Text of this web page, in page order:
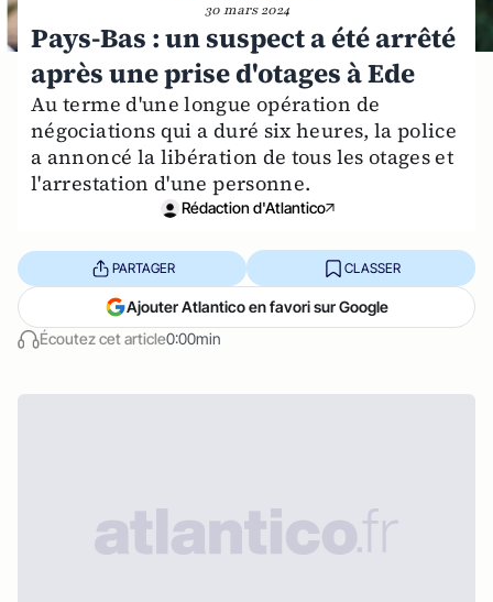
30 mars 2024
Pays-Bas : un suspect a été arrêté
après une prise d'otages à Ede
Au terme d'une longue opération de
négociations qui a duré six heures, la police
a annoncé la libération de tous les otages et
l'arrestation d'une personne.
Rédaction d'Atlantico
Écoutez cet article0:00min
PARTAGER CLASSER
Ajouter Atlantico en favori sur Google